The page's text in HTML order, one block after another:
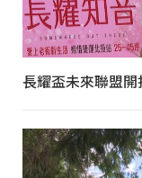
長耀盃未來聯盟